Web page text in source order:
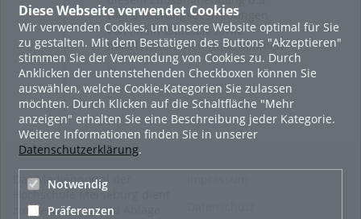
Diese Webseite verwendet Cookies
Wir verwenden Cookies, um unsere Website optimal für Sie
zu gestalten. Mit dem Bestätigen des Buttons "Akzeptieren"
stimmen Sie der Verwendung von Cookies zu. Durch
Anklicken der untenstehenden Checkboxen können Sie
auswählen, welche Cookie-Kategorien Sie zulassen
möchten. Durch Klicken auf die Schaltfläche "Mehr
anzeigen" erhalten Sie eine Beschreibung jeder Kategorie.
Weitere Informationen finden Sie in unserer
Datenschutzerklärung.
Notwendig
Präferenzen
Digitalisierungsbestrebungen
von (Klein-)Städten sowie
mittelständischen Unternehmen.
>
...
Das Medienportal der
Hochschule Merseburg dient
zur Verwaltung und Ablage